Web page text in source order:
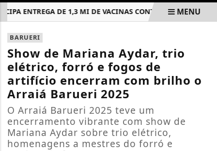
ENTREGA DE 1,3 MI DE VACINAS CONTRA DENGUE AO SUS
EM ALTA
MENU
BARUERI
Show de Mariana Aydar, trio
elétrico, forró e fogos de
artifício encerram com brilho o
Arraiá Barueri 2025
O Arraiá Barueri 2025 teve um
encerramento vibrante com show de
Mariana Aydar sobre trio elétrico,
homenagens a mestres do forró e